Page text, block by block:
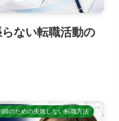
ない転職活動の
師のための失敗しない転職方法